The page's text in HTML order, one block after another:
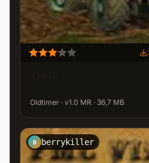
Oldtimer · v1.0 MR · 36,7 MB
B berrykiller